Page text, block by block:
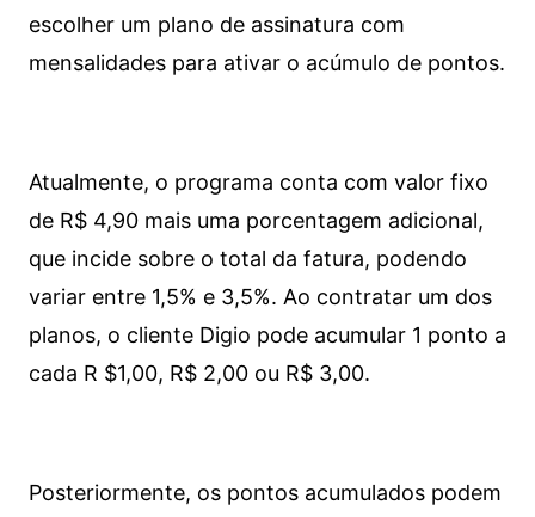
escolher um plano de assinatura com
mensalidades para ativar o acúmulo de pontos.
Atualmente, o programa conta com valor fixo
de R$ 4,90 mais uma porcentagem adicional,
que incide sobre o total da fatura, podendo
variar entre 1,5% e 3,5%. Ao contratar um dos
planos, o cliente Digio pode acumular 1 ponto a
cada R $1,00, R$ 2,00 ou R$ 3,00.
Posteriormente, os pontos acumulados podem